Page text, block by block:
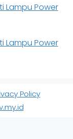
Lampu Power
Lampu Power
Policy